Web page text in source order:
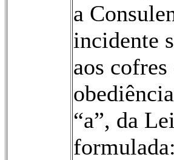
a
incidente
aos
“a”, da